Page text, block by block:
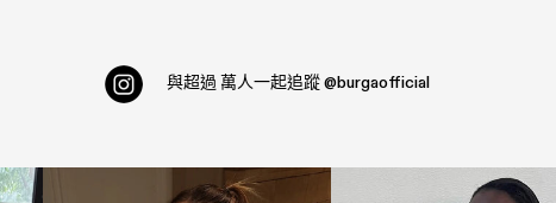
與超過 萬人一起追蹤 @burgaofficial